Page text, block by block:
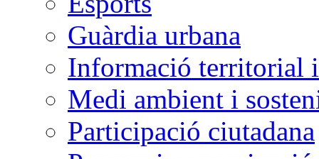
Guàrdia urbana
Informació territorial
Medi ambient i
Participació ciutadana